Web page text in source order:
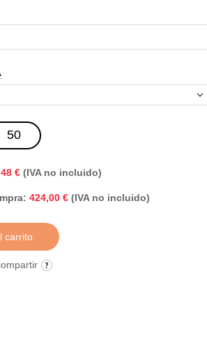
€ (IVA no incluido)
424,00 € (IVA no incluido)
carrito